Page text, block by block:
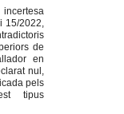
15/2022,
de
en
nul,
pels
tipus